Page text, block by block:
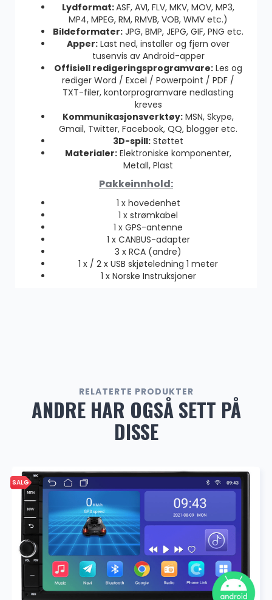
Lydformat:ASF, AVI, FLV, MKV, MOV, MP3,
MP4, MPEG, RM, RMVB, VOB, WMV etc.)
Bildeformater: JPG, BMP, JEPG, GIF, PNG etc.
Apper: Last ned, installer og fjern over
tusenvis av Android-apper
Offisiell redigeringsprogramvare: Les og
rediger Word / Excel / Powerpoint / PDF /
TXT-filer, kontorprogramvare nedlasting
kreves
Kommunikasjonsverktøy: MSN, Skype,
Gmail, Twitter, Facebook, QQ, blogger etc.
3D-spill: Støttet
Materialer: Elektroniske komponenter,
Metall, Plast
Pakkeinnhold:
1 x hovedenhet
1 x strømkabel
1 x GPS-antenne
1 x CANBUS-adapter
3 x RCA (andre)
1 x / 2 x USB skjøteledning 1 meter
1 x Norske Instruksjoner
RELATERTE PRODUKTER
ANDRE HAR OGSÅ SETT PÅ
DISSE
SALG